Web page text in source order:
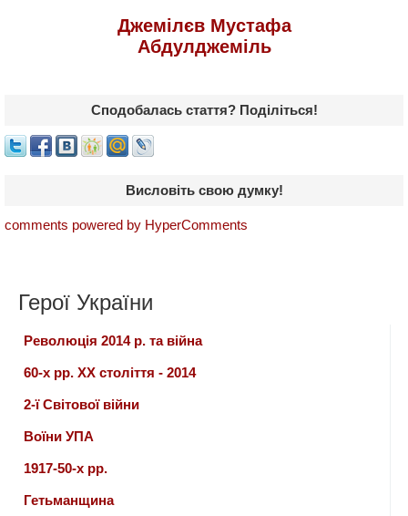
Джемілєв Мустафа
Абдулджеміль
Сподобалась стаття? Поділіться!
Висловіть свою думку!
comments powered by HyperComments
Герої України
Революція 2014 р. та війна
60-х рр. ХХ століття - 2014
2-ї Світової війни
Воїни УПА
1917-50-х рр.
Гетьманщина